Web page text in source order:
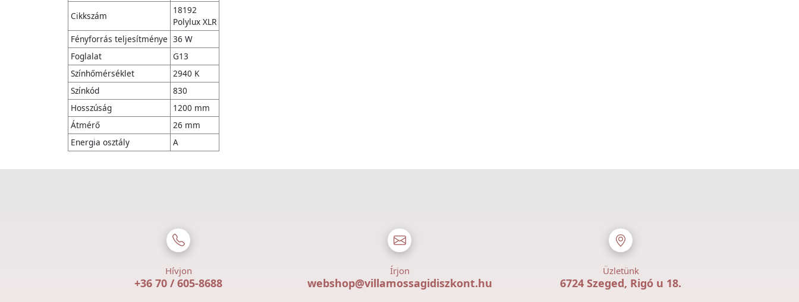
Cikkszám
18192
Polylux XLR
Fényforrás teljesítménye 36 W
Foglalat
G13
Színhőmérséklet
2940 K
Színkód
830
Hosszúság
1200 mm
Átmérő
26 mm
Energia osztály
A
Hívjon
+36 70 / 605-8688
Írjon
webshop@villamossagidiszkont.hu
Üzletünk
6724 Szeged, Rigó u 18.